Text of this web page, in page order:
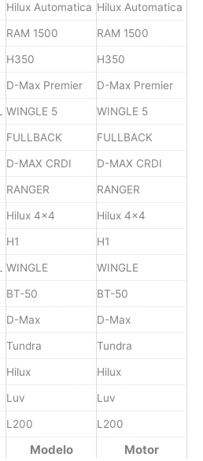
Modelo Motor
Hilux Automatica Hilux Automatica
RAM 1500 RAM 1500
H350 H350
D-Max Premier D-Max Premier
WINGLE 5 WINGLE 5
FULLBACK FULLBACK
D-MAX CRDI D-MAX CRDI
RANGER RANGER
Hilux 4x4 Hilux 4x4
H1 H1
WINGLE WINGLE
BT-50 BT-50
D-Max D-Max
Tundra Tundra
Hilux Hilux
Luv Luv
L200 L200